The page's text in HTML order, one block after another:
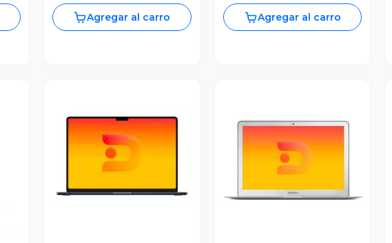
Agregar al carro Agregar al carro
Vista Previa Vista Previa